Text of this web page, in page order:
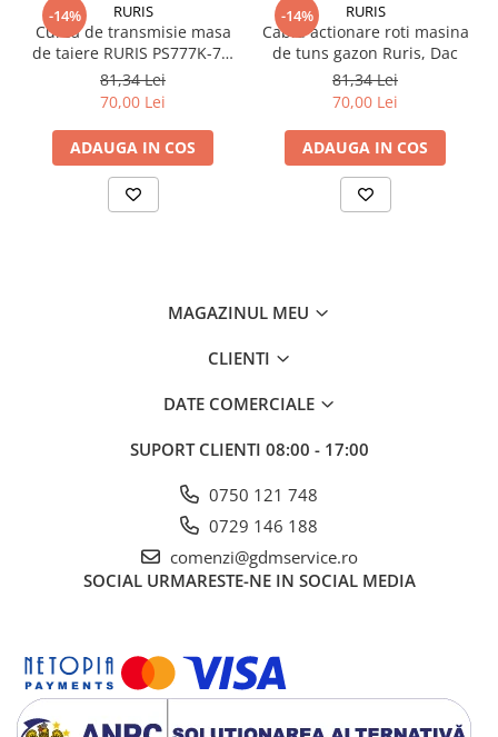
-14% RURIS
Curea de transmisie masa
de taiere RURIS PS777K-76,
pentru motocositori Ruris
DAC 777K
81,34 Lei
70,00 Lei
ADAUGA IN COS
-14% RURIS
Cablu actionare roti masina
de tuns gazon Ruris, Dac
81,34 Lei
70,00 Lei
ADAUGA IN COS
MAGAZINUL MEU
CLIENTI
DATE COMERCIALE
SUPORT CLIENTI 08:00 - 17:00
0750 121 748
0729 146 188
comenzi@gdmservice.ro
SOCIAL URMARESTE-NE IN SOCIAL MEDIA